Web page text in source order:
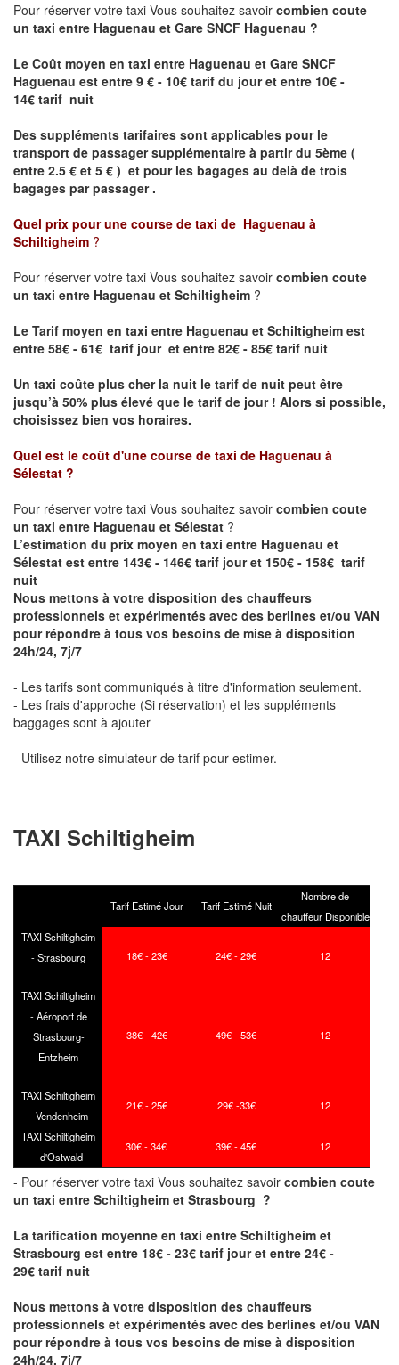
Pour réserver votre taxi Vous souhaitez savoir combien coute
un taxi entre Haguenau et Gare SNCF Haguenau ?
Le Coût moyen en taxi entre Haguenau et Gare SNCF
Haguenau est entre 9 € - 10€ tarif du jour et entre 10€ -
14€ tarif nuit
Des suppléments tarifaires sont applicables pour le
transport de passager supplémentaire à partir du 5ème (
entre 2.5 € et 5 € ) et pour les bagages au delà de trois
bagages par passager .
Quel prix pour une course de taxi de Haguenau à
Schiltigheim ?
Pour réserver votre taxi Vous souhaitez savoir combien coute
un taxi entre Haguenau et Schiltigheim ?
Le Tarif moyen en taxi entre Haguenau et Schiltigheim est
entre 58€ - 61€ tarif jour et entre 82€ - 85€ tarif nuit
Un taxi coûte plus cher la nuit le tarif de nuit peut être
jusqu’à 50% plus élevé que le tarif de jour ! Alors si possible,
choisissez bien vos horaires.
Quel est le coût d'une course de taxi de Haguenau à
Sélestat ?
Pour réserver votre taxi Vous souhaitez savoir combien coute
un taxi entre Haguenau et Sélestat ?
L’estimation du prix moyen en taxi entre Haguenau et
Sélestat est entre 143€ - 146€ tarif jour et 150€ - 158€ tarif
nuit
Nous mettons à votre disposition des chauffeurs
professionnels et expérimentés avec des berlines et/ou VAN
pour répondre à tous vos besoins de mise à disposition
24h/24, 7j/7
- Les tarifs sont communiqués à titre d'information seulement.
- Les frais d'approche (Si réservation) et les suppléments
baggages sont à ajouter
- Utilisez notre simulateur de tarif pour estimer.
TAXI Schiltigheim
Tarif Estimé Jour Tarif Estimé Nuit
Nombre de
chauffeur Disponible
TAXI Schiltigheim
- Strasbourg
18€ - 23€ 24€ - 29€ 12
TAXI Schiltigheim
- Aéroport de
Strasbourg-
Entzheim
38€ - 42€ 49€ - 53€ 12
TAXI Schiltigheim
- Vendenheim
21€ - 25€ 29€ -33€ 12
TAXI Schiltigheim
- d'Ostwald
30€ - 34€ 39€ - 45€ 12
- Pour réserver votre taxi Vous souhaitez savoir combien coute
un taxi entre Schiltigheim et Strasbourg ?
La tarification moyenne en taxi entre Schiltigheim et
Strasbourg est entre 18€ - 23€ tarif jour et entre 24€ -
29€ tarif nuit
Nous mettons à votre disposition des chauffeurs
professionnels et expérimentés avec des berlines et/ou VAN
pour répondre à tous vos besoins de mise à disposition
24h/24, 7j/7